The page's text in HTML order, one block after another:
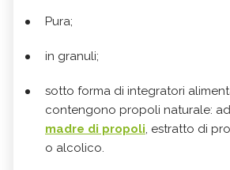
Pura;
in granuli;
sotto forma di integratori
contengono propoli naturale:
madre di propoli, estratto di
o alcolico.